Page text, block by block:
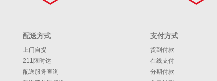
配送方式
上门自提
211限时达
配送服务查询
支付方式
货到付款
在线支付
分期付款